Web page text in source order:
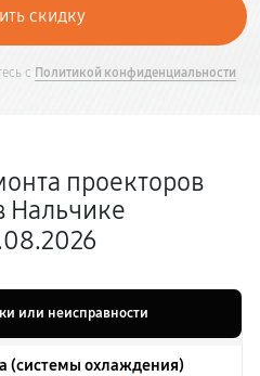
с Политикой конфиденциальности
проекторов
Нальчике
или неисправности
(системы охлаждения)